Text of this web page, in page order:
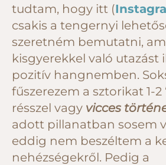
tudtam, hogy itt (
csakis a tengernyi
szeretném bemutatni,
kisgyerekkel való utazást
pozitív hangnemben.
fűszerezem a sztorikat 1-2 ‘
résszel vagy vicces
adott pillanatban sosem
eddig nem beszéltem a
nehézségekről. Pedig a